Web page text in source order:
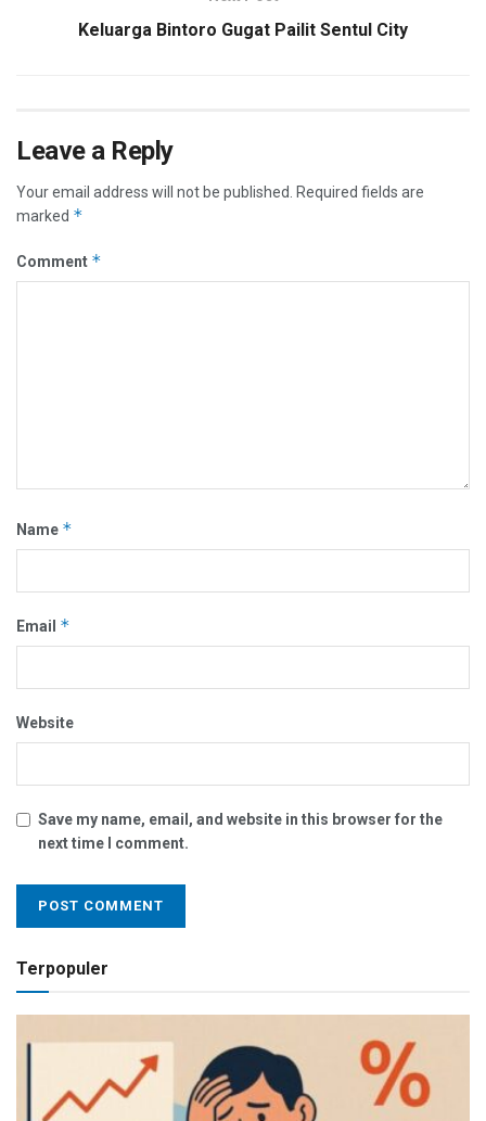
Keluarga Bintoro Gugat Pailit Sentul City
Leave a Reply
Your email address will not be published.
Required fields are
marked *
Comment *
Name *
Email *
Website
Save my name, email, and website in this browser for the
next time I comment.
Terpopuler